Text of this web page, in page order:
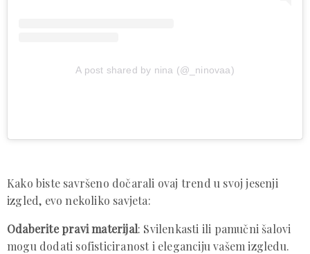
A post shared by nina (@_ninovaa)
Kako biste savršeno dočarali ovaj trend u svoj jesenji
izgled, evo nekoliko savjeta:
Odaberite pravi materijal: Svilenkasti ili pamučni šalovi
mogu dodati sofisticiranost i eleganciju vašem izgledu.